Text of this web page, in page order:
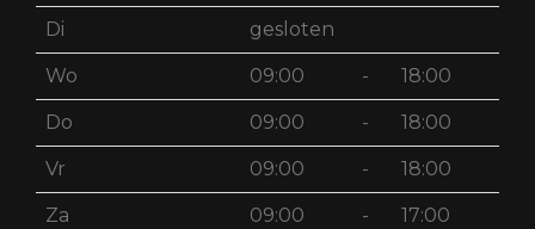
Di gesloten
Wo 09:00 - 18:00
Do 09:00 - 18:00
Vr 09:00 - 18:00
Za 09:00 - 17:00